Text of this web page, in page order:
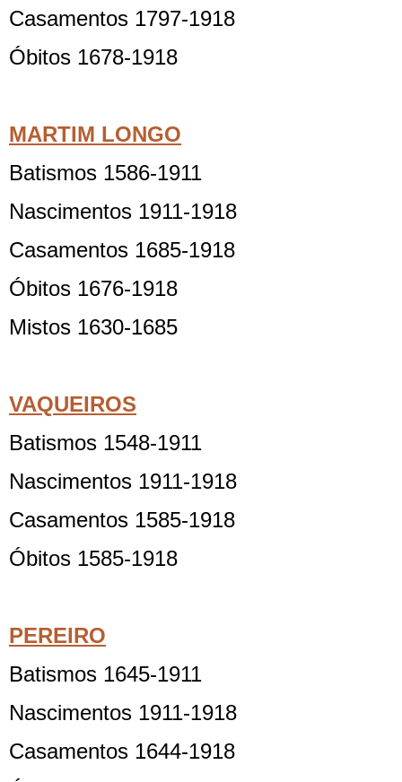
Casamentos 1797-1918
Óbitos 1678-1918
MARTIM LONGO
Batismos 1586-1911
Nascimentos 1911-1918
Casamentos 1685-1918
Óbitos 1676-1918
Mistos 1630-1685
VAQUEIROS
Batismos 1548-1911
Nascimentos 1911-1918
Casamentos 1585-1918
Óbitos 1585-1918
PEREIRO
Batismos 1645-1911
Nascimentos 1911-1918
Casamentos 1644-1918